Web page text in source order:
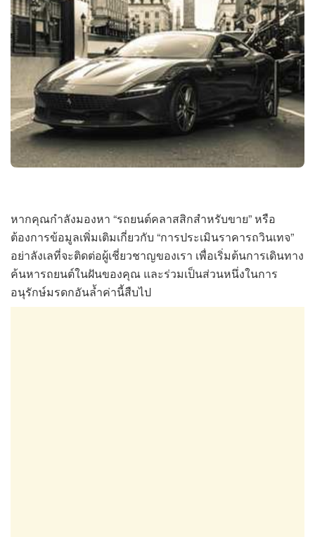
หากคุณกำลังมองหา “รถยนต์คลาสสิกสำหรับขาย” หรือ
ต้องการข้อมูลเพิ่มเติมเกี่ยวกับ “การประเมินราคารถวินเทจ”
อย่าลังเลที่จะติดต่อผู้เชี่ยวชาญของเรา เพื่อเริ่มต้นการเดินทาง
ค้นหารถยนต์ในฝันของคุณ และร่วมเป็นส่วนหนึ่งในการ
อนุรักษ์มรดกอันล้ำค่านี้สืบไป